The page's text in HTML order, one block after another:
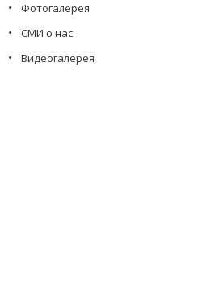
Фотогалерея
СМИ о нас
Видеогалерея